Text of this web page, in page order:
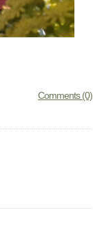
Comments (0)